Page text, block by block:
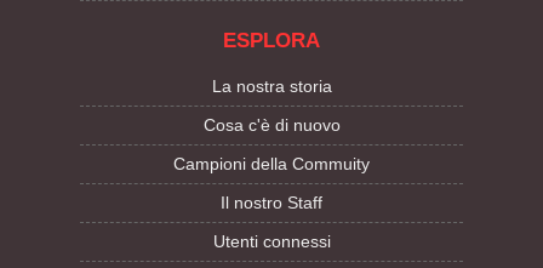
ESPLORA
La nostra storia
Cosa c'è di nuovo
Campioni della Commuity
Il nostro Staff
Utenti connessi